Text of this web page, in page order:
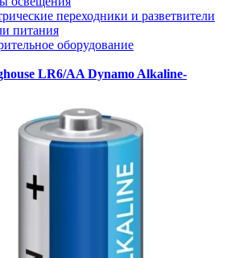
переходники и разветвители
питания
оборудование
LR6/AA Dynamo Alkaline-